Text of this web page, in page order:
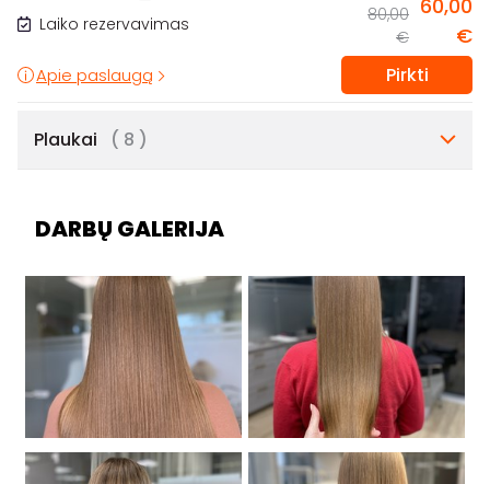
Laiko rezervavimas
80,00
€
60,00
€
Apie paslaugą Pirkti
Plaukai ( 8 )
DARBŲ GALERIJA